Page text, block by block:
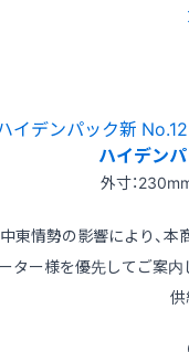
ハイデン
外寸：
東情勢の影響により、本
ター様を優先してご案内